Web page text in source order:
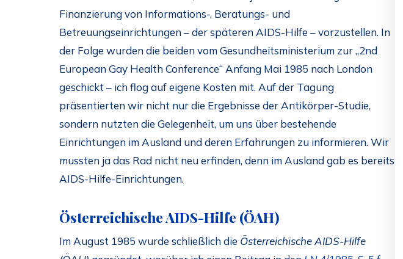
Finanzierung von Informations-, Beratungs- und
Betreuungseinrichtungen – der späteren AIDS-Hilfe – vorzustellen. In
der Folge wurden die beiden vom Gesundheitsministerium zur „2nd
European Gay Health Conference“ Anfang Mai 1985 nach London
geschickt – ich flog auf eigene Kosten mit. Auf der Tagung
präsentierten wir nicht nur die Ergebnisse der Antikörper-Studie,
sondern nutzten die Gelegenheit, um uns über bestehende
Einrichtungen im Ausland und deren Erfahrungen zu informieren. Wir
mussten ja das Rad nicht neu erfinden, denn im Ausland gab es bereits
AIDS-Hilfe-Einrichtungen.
Österreichische AIDS-Hilfe (ÖAH)
Im August 1985 wurde schließlich die Österreichische AIDS-Hilfe